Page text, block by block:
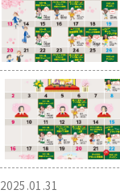
2025.01.31